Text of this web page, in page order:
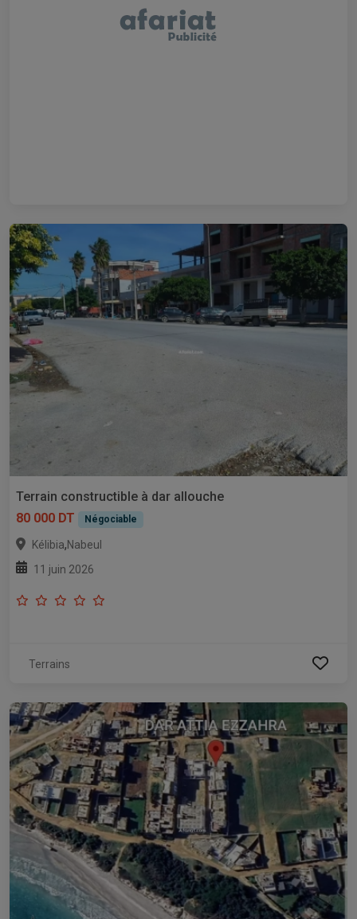
Terrain constructible à dar allouche
80 000 DT
Négociable
Kélibia,Nabeul
11 juin 2026
Terrains